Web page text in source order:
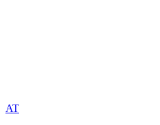
AT